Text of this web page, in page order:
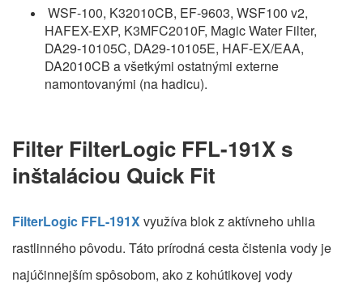
WSF-100, K32010CB, EF-9603, WSF100 v2,
HAFEX-EXP, K3MFC2010F, Magic Water Filter,
DA29-10105C, DA29-10105E, HAF-EX/EAA,
DA2010CB a všetkými ostatnými externe
namontovanými (na hadicu).
Filter FilterLogic FFL-191X s
inštaláciou Quick Fit
FilterLogic FFL-191Xvyužíva blok z aktívneho uhlia
rastlinného pôvodu. Táto prírodná cesta čistenia vody je
najúčinnejším spôsobom, ako z kohútikovej vody